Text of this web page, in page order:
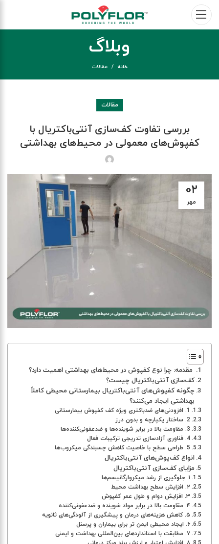
وبلاگ
خانه مقالات
مقالات
بررسی تفاوت کف‌سازی آنتی‌باکتریال با
کفپوش‌های معمولی در محیط‌های بهداشتی
۰۲
مهر
مقدمه: چرا نوع کفپوش در محیط‌های بهداشتی اهمیت دارد؟
کف‌سازی آنتی‌باکتریال چیست؟
چگونه کفپوش‌های آنتی‌باکتریال بیمارستانی محیطی کاملاً
بهداشتی ایجاد می‌کنند؟
1. افزودنی‌های ضدباکتری ویژه کف کفپوش بیمارستانی
2. ساختار یکپارچه و بدون درز
3. مقاومت بالا در برابر شوینده‌ها و ضدعفونی‌کننده‌ها
4. فناوری آزادسازی تدریجی ترکیبات فعال
5. طراحی سطح با خاصیت کاهش چسبندگی میکروب‌ها
انواع کف‌پوش‌های آنتی‌باکتریال
مزایای کف‌سازی آنتی‌باکتریال
۱. جلوگیری از رشد میکروارگانیسم‌ها
۲. افزایش سطح بهداشت محیط
۳. افزایش دوام و طول عمر کفپوش
۴. مقاومت بالا در برابر مواد شوینده و ضدعفونی‌کننده
۵. کاهش هزینه‌های درمان و پیشگیری از آلودگی‌های ثانویه
۶. ایجاد محیطی ایمن ‌تر برای بیماران و پرسنل
۷. مطابقت با استانداردهای بین‌المللی بهداشت و ایمنی